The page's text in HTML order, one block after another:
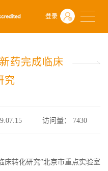
登录
药完成临床
究
访问量： 7430
床转化研究”北京市重点实验室